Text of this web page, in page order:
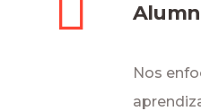
Nos